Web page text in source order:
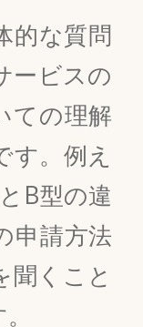
的な質問
ービスの
ての理解
す。例え
B型の違
申請方法
聞くこと